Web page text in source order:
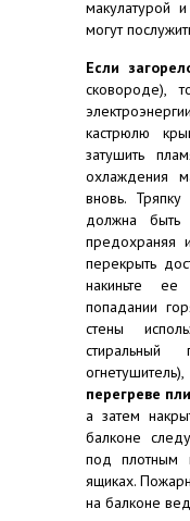
макулатурой
могут
Если
сковороде),
кастрюлю
затушить
охлаждения
вновь.
должна быть
предохраняя
перекрыть
накиньте
попадании
стены
перегреве
а затем
балконе
под плотным
ящиках.
на балконе